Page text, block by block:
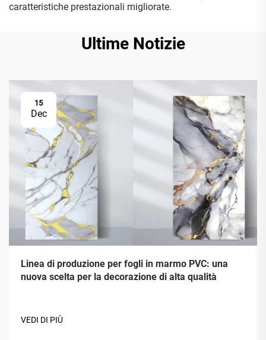
caratteristiche prestazionali migliorate.
Ultime Notizie
15
Dec
Linea di produzione per fogli in marmo PVC: una
nuova scelta per la decorazione di alta qualità
VEDI DI PIÙ